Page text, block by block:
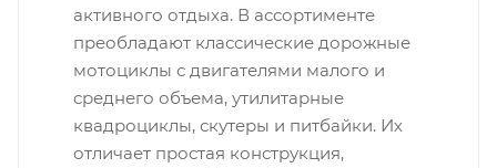
активного отдыха. В ассортименте
преобладают классические дорожные
мотоциклы с двигателями малого и
среднего объема, утилитарные
квадроциклы, скутеры и питбайки. Их
отличает простая конструкция,